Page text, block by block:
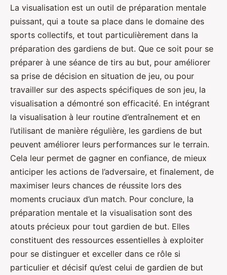
La visualisation est un outil de préparation mentale
puissant, qui a toute sa place dans le domaine des
sports collectifs, et tout particulièrement dans la
préparation des gardiens de but. Que ce soit pour se
préparer à une séance de tirs au but, pour améliorer
sa prise de décision en situation de jeu, ou pour
travailler sur des aspects spécifiques de son jeu, la
visualisation a démontré son efficacité. En intégrant
la visualisation à leur routine d’entraînement et en
l’utilisant de manière régulière, les gardiens de but
peuvent améliorer leurs performances sur le terrain.
Cela leur permet de gagner en confiance, de mieux
anticiper les actions de l’adversaire, et finalement, de
maximiser leurs chances de réussite lors des
moments cruciaux d’un match. Pour conclure, la
préparation mentale et la visualisation sont des
atouts précieux pour tout gardien de but. Elles
constituent des ressources essentielles à exploiter
pour se distinguer et exceller dans ce rôle si
particulier et décisif qu’est celui de gardien de but